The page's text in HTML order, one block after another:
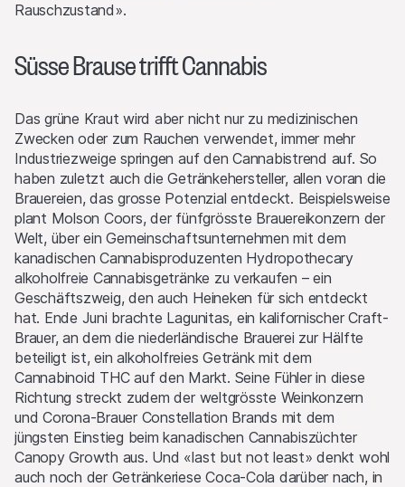
Rauschzustand».
Süsse Brause trifft Cannabis
Das grüne Kraut wird aber nicht nur zu medizinischen
Zwecken oder zum Rauchen verwendet, immer mehr
Industriezweige springen auf den Cannabistrend auf. So
haben zuletzt auch die Getränkehersteller, allen voran die
Brauereien, das grosse Potenzial entdeckt. Beispielsweise
plant Molson Coors, der fünfgrösste Brauereikonzern der
Welt, über ein Gemeinschaftsunternehmen mit dem
kanadischen Cannabisproduzenten Hydropothecary
alkoholfreie Cannabisgetränke zu verkaufen – ein
Geschäftszweig, den auch Heineken für sich entdeckt
hat. Ende Juni brachte Lagunitas, ein kalifornischer Craft-
Brauer, an dem die niederländische Brauerei zur Hälfte
beteiligt ist, ein alkoholfreies Getränk mit dem
Cannabinoid THC auf den Markt. Seine Fühler in diese
Richtung streckt zudem der weltgrösste Weinkonzern
und Corona-Brauer Constellation Brands mit dem
jüngsten Einstieg beim kanadischen Cannabiszüchter
Canopy Growth aus. Und «last but not least» denkt wohl
auch noch der Getränkeriese Coca-Cola darüber nach, in